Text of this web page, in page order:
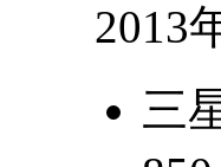
2013
三